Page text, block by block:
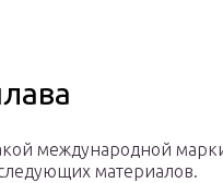
международной
материалов.